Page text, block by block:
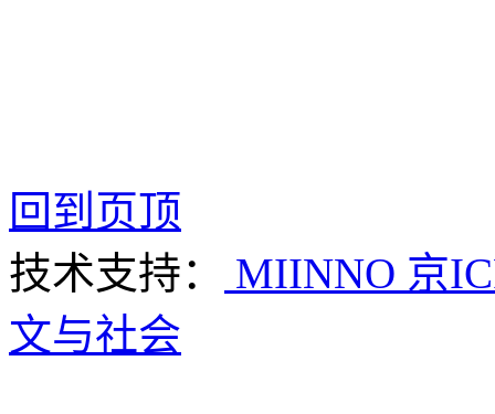
回到页顶
技术支持：
MIINNO 京
文与社会